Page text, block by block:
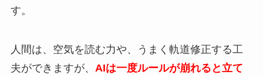
す。
人間は、空気を読む力や、うまく軌道修正する工
夫ができますが、 AIは一度ルールが崩れると立て